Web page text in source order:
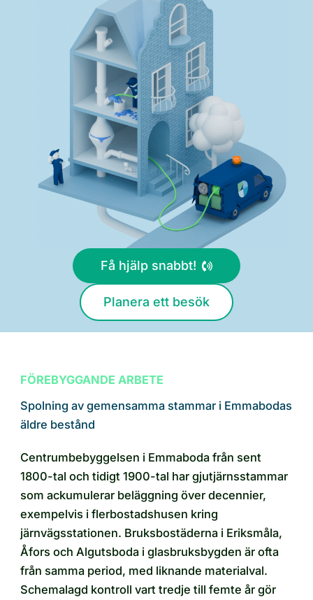
Få hjälp snabbt!
Planera ett besök
FÖREBYGGANDE ARBETE
Spolning av gemensamma stammar i Emmabodas
äldre bestånd
Centrumbebyggelsen i Emmaboda från sent
1800-tal och tidigt 1900-tal har gjutjärnsstammar
som ackumulerar beläggning över decennier,
exempelvis i flerbostadshusen kring
järnvägsstationen. Bruksbostäderna i Eriksmåla,
Åfors och Algutsboda i glasbruksbygden är ofta
från samma period, med liknande materialval.
Schemalagd kontroll vart tredje till femte år gör